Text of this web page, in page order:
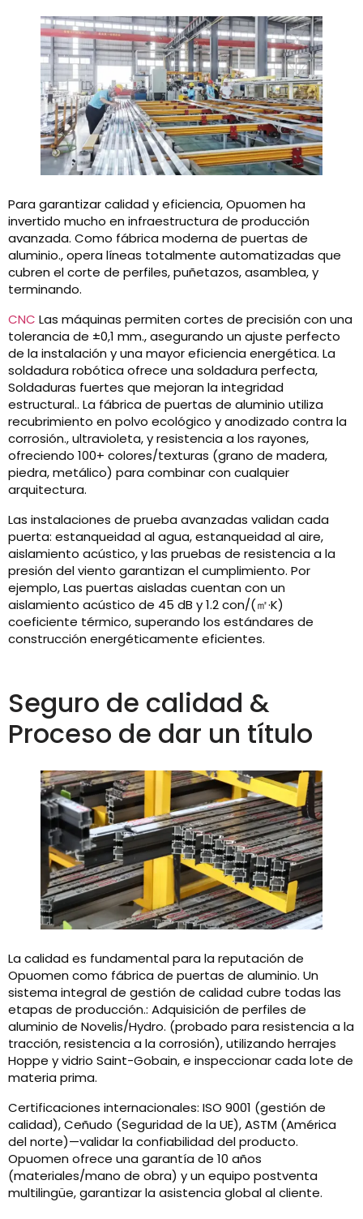
Para garantizar calidad y eficiencia, Opuomen ha
invertido mucho en infraestructura de producción
avanzada. Como fábrica moderna de puertas de
aluminio., opera líneas totalmente automatizadas que
cubren el corte de perfiles, puñetazos, asamblea, y
terminando.
CNC Las máquinas permiten cortes de precisión con una
tolerancia de ±0,1 mm., asegurando un ajuste perfecto
de la instalación y una mayor eficiencia energética. La
soldadura robótica ofrece una soldadura perfecta,
Soldaduras fuertes que mejoran la integridad
estructural.. La fábrica de puertas de aluminio utiliza
recubrimiento en polvo ecológico y anodizado contra la
corrosión., ultravioleta, y resistencia a los rayones,
ofreciendo 100+ colores/texturas (grano de madera,
piedra, metálico) para combinar con cualquier
arquitectura.
Las instalaciones de prueba avanzadas validan cada
puerta: estanqueidad al agua, estanqueidad al aire,
aislamiento acústico, y las pruebas de resistencia a la
presión del viento garantizan el cumplimiento. Por
ejemplo, Las puertas aisladas cuentan con un
aislamiento acústico de 45 dB y 1.2 con/(㎡·K)
coeficiente térmico, superando los estándares de
construcción energéticamente eficientes.
Seguro de calidad &
Proceso de dar un título
La calidad es fundamental para la reputación de
Opuomen como fábrica de puertas de aluminio. Un
sistema integral de gestión de calidad cubre todas las
etapas de producción.: Adquisición de perfiles de
aluminio de Novelis/Hydro. (probado para resistencia a la
tracción, resistencia a la corrosión), utilizando herrajes
Hoppe y vidrio Saint-Gobain, e inspeccionar cada lote de
materia prima.
Certificaciones internacionales: ISO 9001 (gestión de
calidad), Ceñudo (Seguridad de la UE), ASTM (América
del norte)—validar la confiabilidad del producto.
Opuomen ofrece una garantía de 10 años
(materiales/mano de obra) y un equipo postventa
multilingüe, garantizar la asistencia global al cliente.